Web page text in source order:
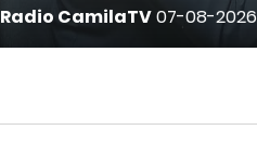
Radio CamilaTV07-08-2026